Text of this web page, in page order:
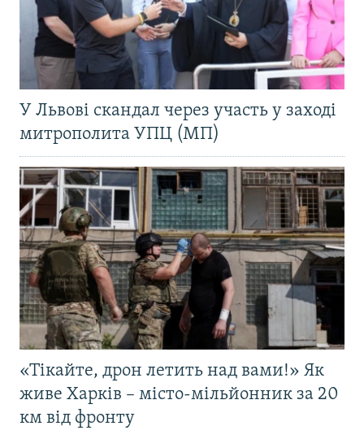
У Львові скандал через участь у заході
митрополита УПЦ (МП)
«Тікайте, дрон летить над вами!» Як
живе Харків – місто-мільйонник за 20
км від фронту